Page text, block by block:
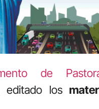
de
editado los